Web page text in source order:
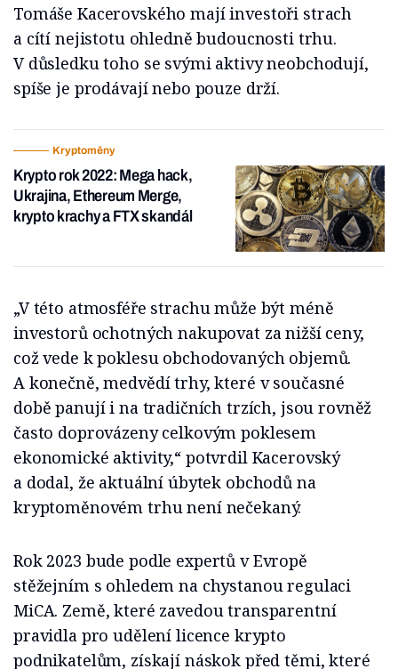
Tomáše Kacerovského mají investoři strach
a cítí nejistotu ohledně budoucnosti trhu.
V důsledku toho se svými aktivy neobchodují,
spíše je prodávají nebo pouze drží.
Kryptoměny
Krypto rok 2022: Mega hack,
Ukrajina, Ethereum Merge,
krypto krachy a FTX skandál
„V této atmosféře strachu může být méně
investorů ochotných nakupovat za nižší ceny,
což vede k poklesu obchodovaných objemů.
A konečně, medvědí trhy, které v současné
době panují i na tradičních trzích, jsou rovněž
často doprovázeny celkovým poklesem
ekonomické aktivity,“ potvrdil Kacerovský
a dodal, že aktuální úbytek obchodů na
kryptoměnovém trhu není nečekaný.
Rok 2023 bude podle expertů v Evropě
stěžejním s ohledem na chystanou regulaci
MiCA. Země, které zavedou transparentní
pravidla pro udělení licence krypto
podnikatelům, získají náskok před těmi, které